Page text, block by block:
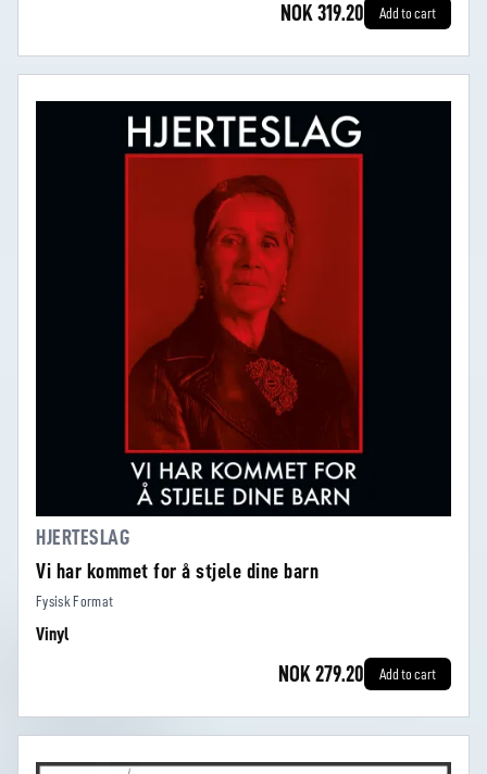
NOK 319.20 Add to cart
HJERTESLAG
Vi har kommet for å stjele dine barn
Fysisk Format
Vinyl
NOK 279.20 Add to cart